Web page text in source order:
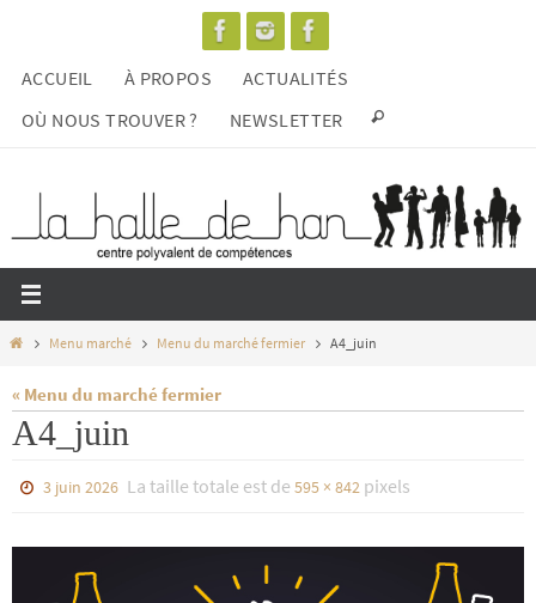
contenu
ACCUEIL À PROPOS
ACTUALITÉS
OÙ NOUS TROUVER ?
NEWSLETTER
HomeMenu marché Menu du marché fermier A4_juin
« Menu du marché fermier
A4_juin
3 juin 2026 La taille totale est de595 × 842 pixels